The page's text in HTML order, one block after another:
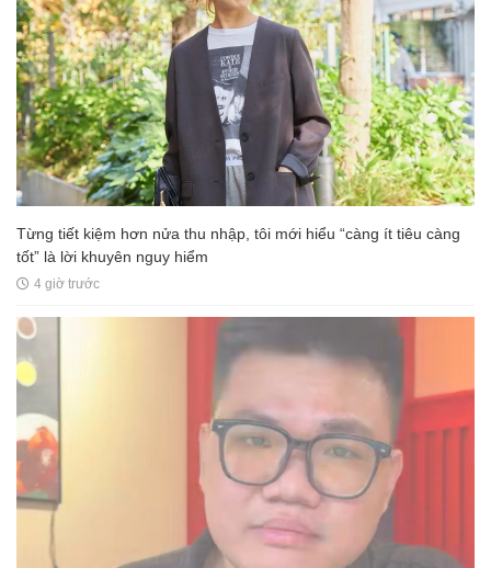
Từng tiết kiệm hơn nửa thu nhập, tôi mới hiểu “càng ít tiêu càng
tốt” là lời khuyên nguy hiểm
4 giờ trước